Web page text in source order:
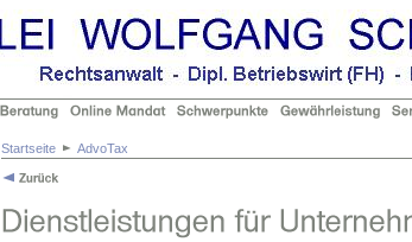
Startseite AdvoTax